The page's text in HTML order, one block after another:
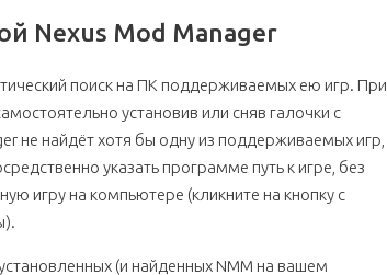
Nexus Mod Manager
поиск на ПК поддерживаемых ею игр. При
установив или сняв галочки с
не найдёт хотя бы одну из поддерживаемых игр,
указать программе путь к игре, без
игру на компьютере (кликните на кнопку с
(и найденных NMM на вашем